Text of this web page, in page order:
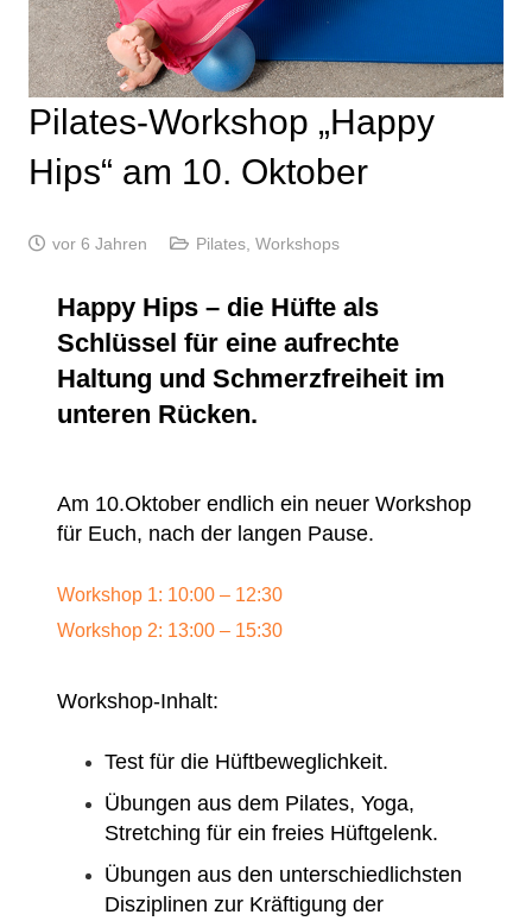
Pilates-Workshop „Happy
Hips“ am 10. Oktober
vor 6 Jahren Pilates, Workshops
Happy Hips – die Hüfte als
Schlüssel für eine aufrechte
Haltung und Schmerzfreiheit im
unteren Rücken.
Am 10.Oktober endlich ein neuer Workshop
für Euch, nach der langen Pause.
Workshop 1: 10:00 – 12:30
Workshop 2: 13:00 – 15:30
Workshop-Inhalt:
Test für die Hüftbeweglichkeit.
Übungen aus dem Pilates, Yoga,
Stretching für ein freies Hüftgelenk.
Übungen aus den unterschiedlichsten
Disziplinen zur Kräftigung der